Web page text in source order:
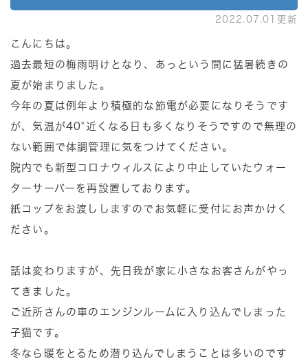
2022.07.01更新
こんにちは。
過去最短の梅雨明けとなり、あっという間に猛暑続きの
夏が始まりました。
今年の夏は例年より積極的な節電が必要になりそうです
が、気温が40°近くなる日も多くなりそうですので無理の
ない範囲で体調管理に気をつけてください。
院内でも新型コロナウィルスにより中止していたウォー
ターサーバーを再設置しております。
紙コップをお渡ししますのでお気軽に受付にお声かけく
ださい。
話は変わりますが、先日我が家に小さなお客さんがやっ
てきました。
ご近所さんの車のエンジンルームに入り込んでしまった
子猫です。
冬なら暖をとるため潜り込んでしまうことは多いのです